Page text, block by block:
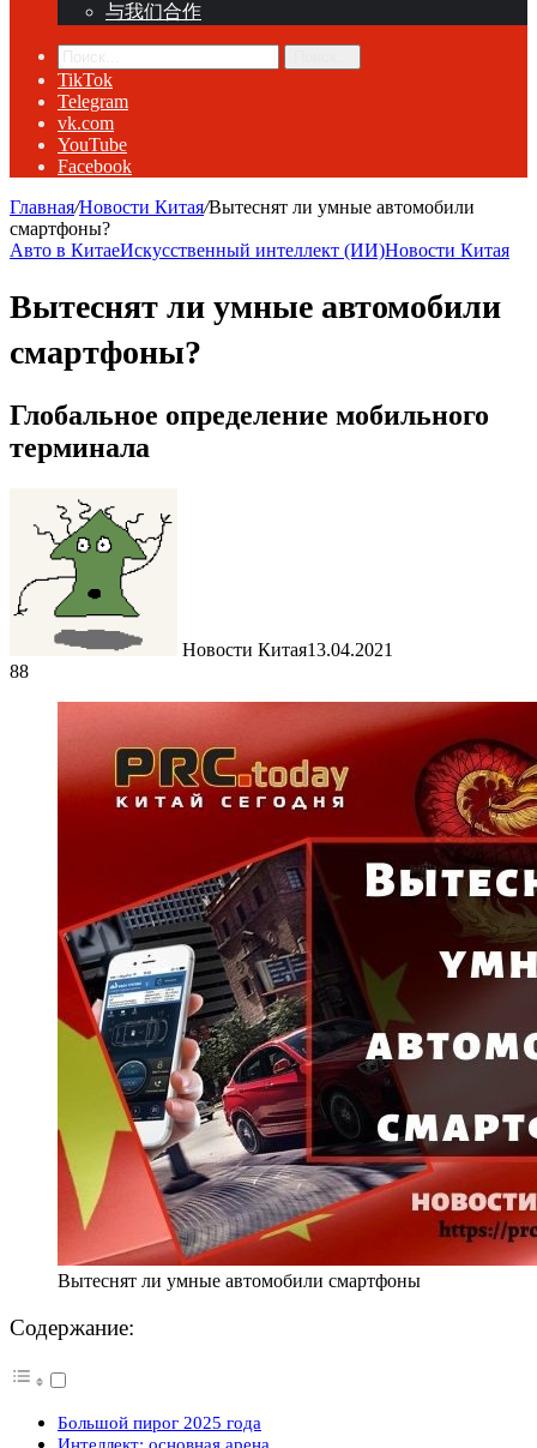
与我们合作
TikTok
Telegram
vk.com
YouTube
Facebook
Главная/Новости Китая/Вытеснят ли умные автомобили
смартфоны?
Авто в КитаеИскусственный интеллект (ИИ)Новости Китая
Вытеснят ли умные автомобили
смартфоны?
Глобальное определение мобильного
терминала
Новости Китая13.04.2021
88
Вытеснят ли умные автомобили смартфоны
Содержание:
Большой пирог 2025 года
Интеллект: основная арена